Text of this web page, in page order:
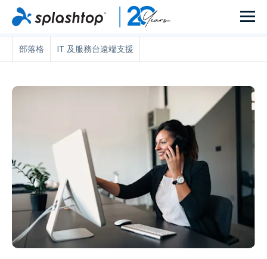
部落格 IT 及服務台遠端支援